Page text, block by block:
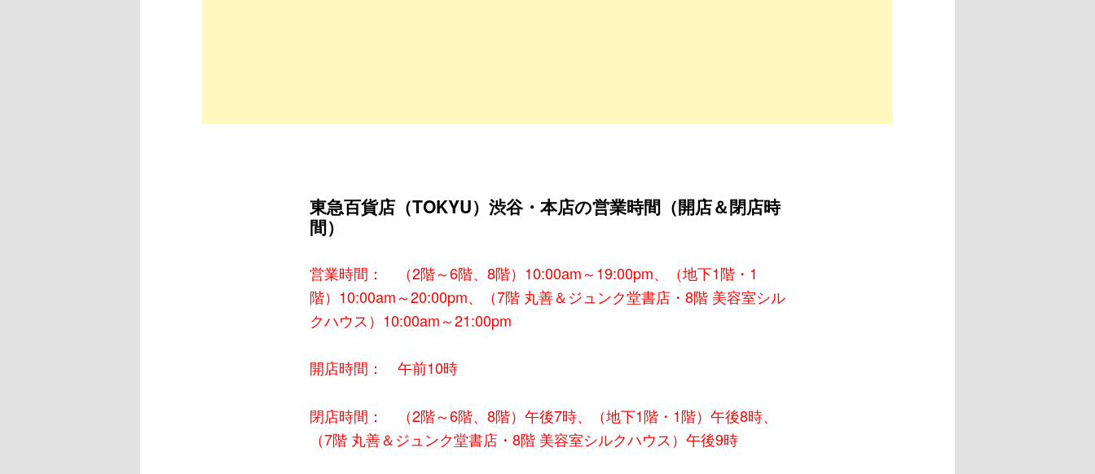
東急百貨店（TOKYU）渋谷・本店の営業時間（開店＆閉店時
間）
営業時間： （2階～6階、8階）10:00am～19:00pm、（地下1階・1
階）10:00am～20:00pm、（7階 丸善＆ジュンク堂書店・8階 美容室シル
クハウス）10:00am～21:00pm
開店時間： 午前10時
閉店時間： （2階～6階、8階）午後7時、（地下1階・1階）午後8時、
（7階 丸善＆ジュンク堂書店・8階 美容室シルクハウス）午後9時